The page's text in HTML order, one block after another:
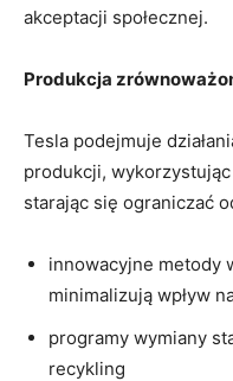
akceptacji społecznej.
Produkcja
Tesla podejmuje
produkcji,
starając się ograniczać
innowacyjne metody
minimalizują wpływ
programy wymiany
recykling